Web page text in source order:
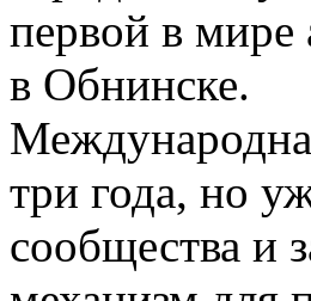
первой в мире
в Обнинске.
три года, но
сообщества и